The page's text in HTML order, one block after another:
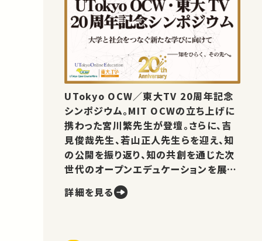
UTokyo OCW／東大TV 20周年記念
シンポジウム。MIT OCWの立ち上げに
携わった宮川繁先生が登壇。さらに、吉
見俊哉先生、若山正人先生らを迎え、知
の公開を振り返り、知の共創を通じた次
世代のオープンエデュケーションを展望
詳細を見る